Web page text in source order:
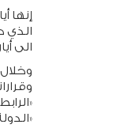
إنها
الى أيار ٢٠٠٨، وفي سنوات الحكم من ٢٥-٥-٢٠٠٨ الى ٢٤-٥-٢٠١٤.